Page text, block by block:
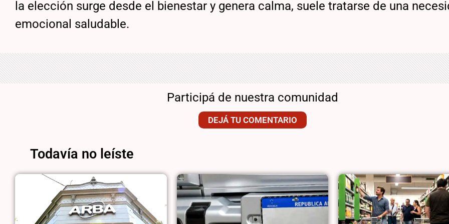
la elección surge desde el bienestar y genera calma, suele tratarse de una
emocional saludable.
Participá de nuestra comunidad
DEJÁ TU COMENTARIO
Todavía no leíste